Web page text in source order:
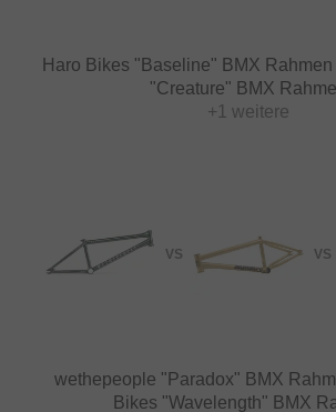
Haro Bikes "Baseline" BMX Rahmen
"Creature" BMX
+1 weitere
VS VS
wethepeople "Paradox" BMX
Bikes "Wavelength" BMX